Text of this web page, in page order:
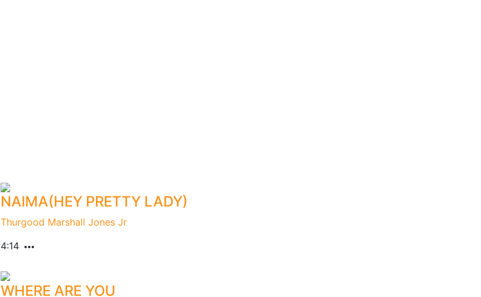
NAIMA(HEY PRETTY LADY)
Thurgood Marshall Jones Jr
4:14
WHERE ARE YOU